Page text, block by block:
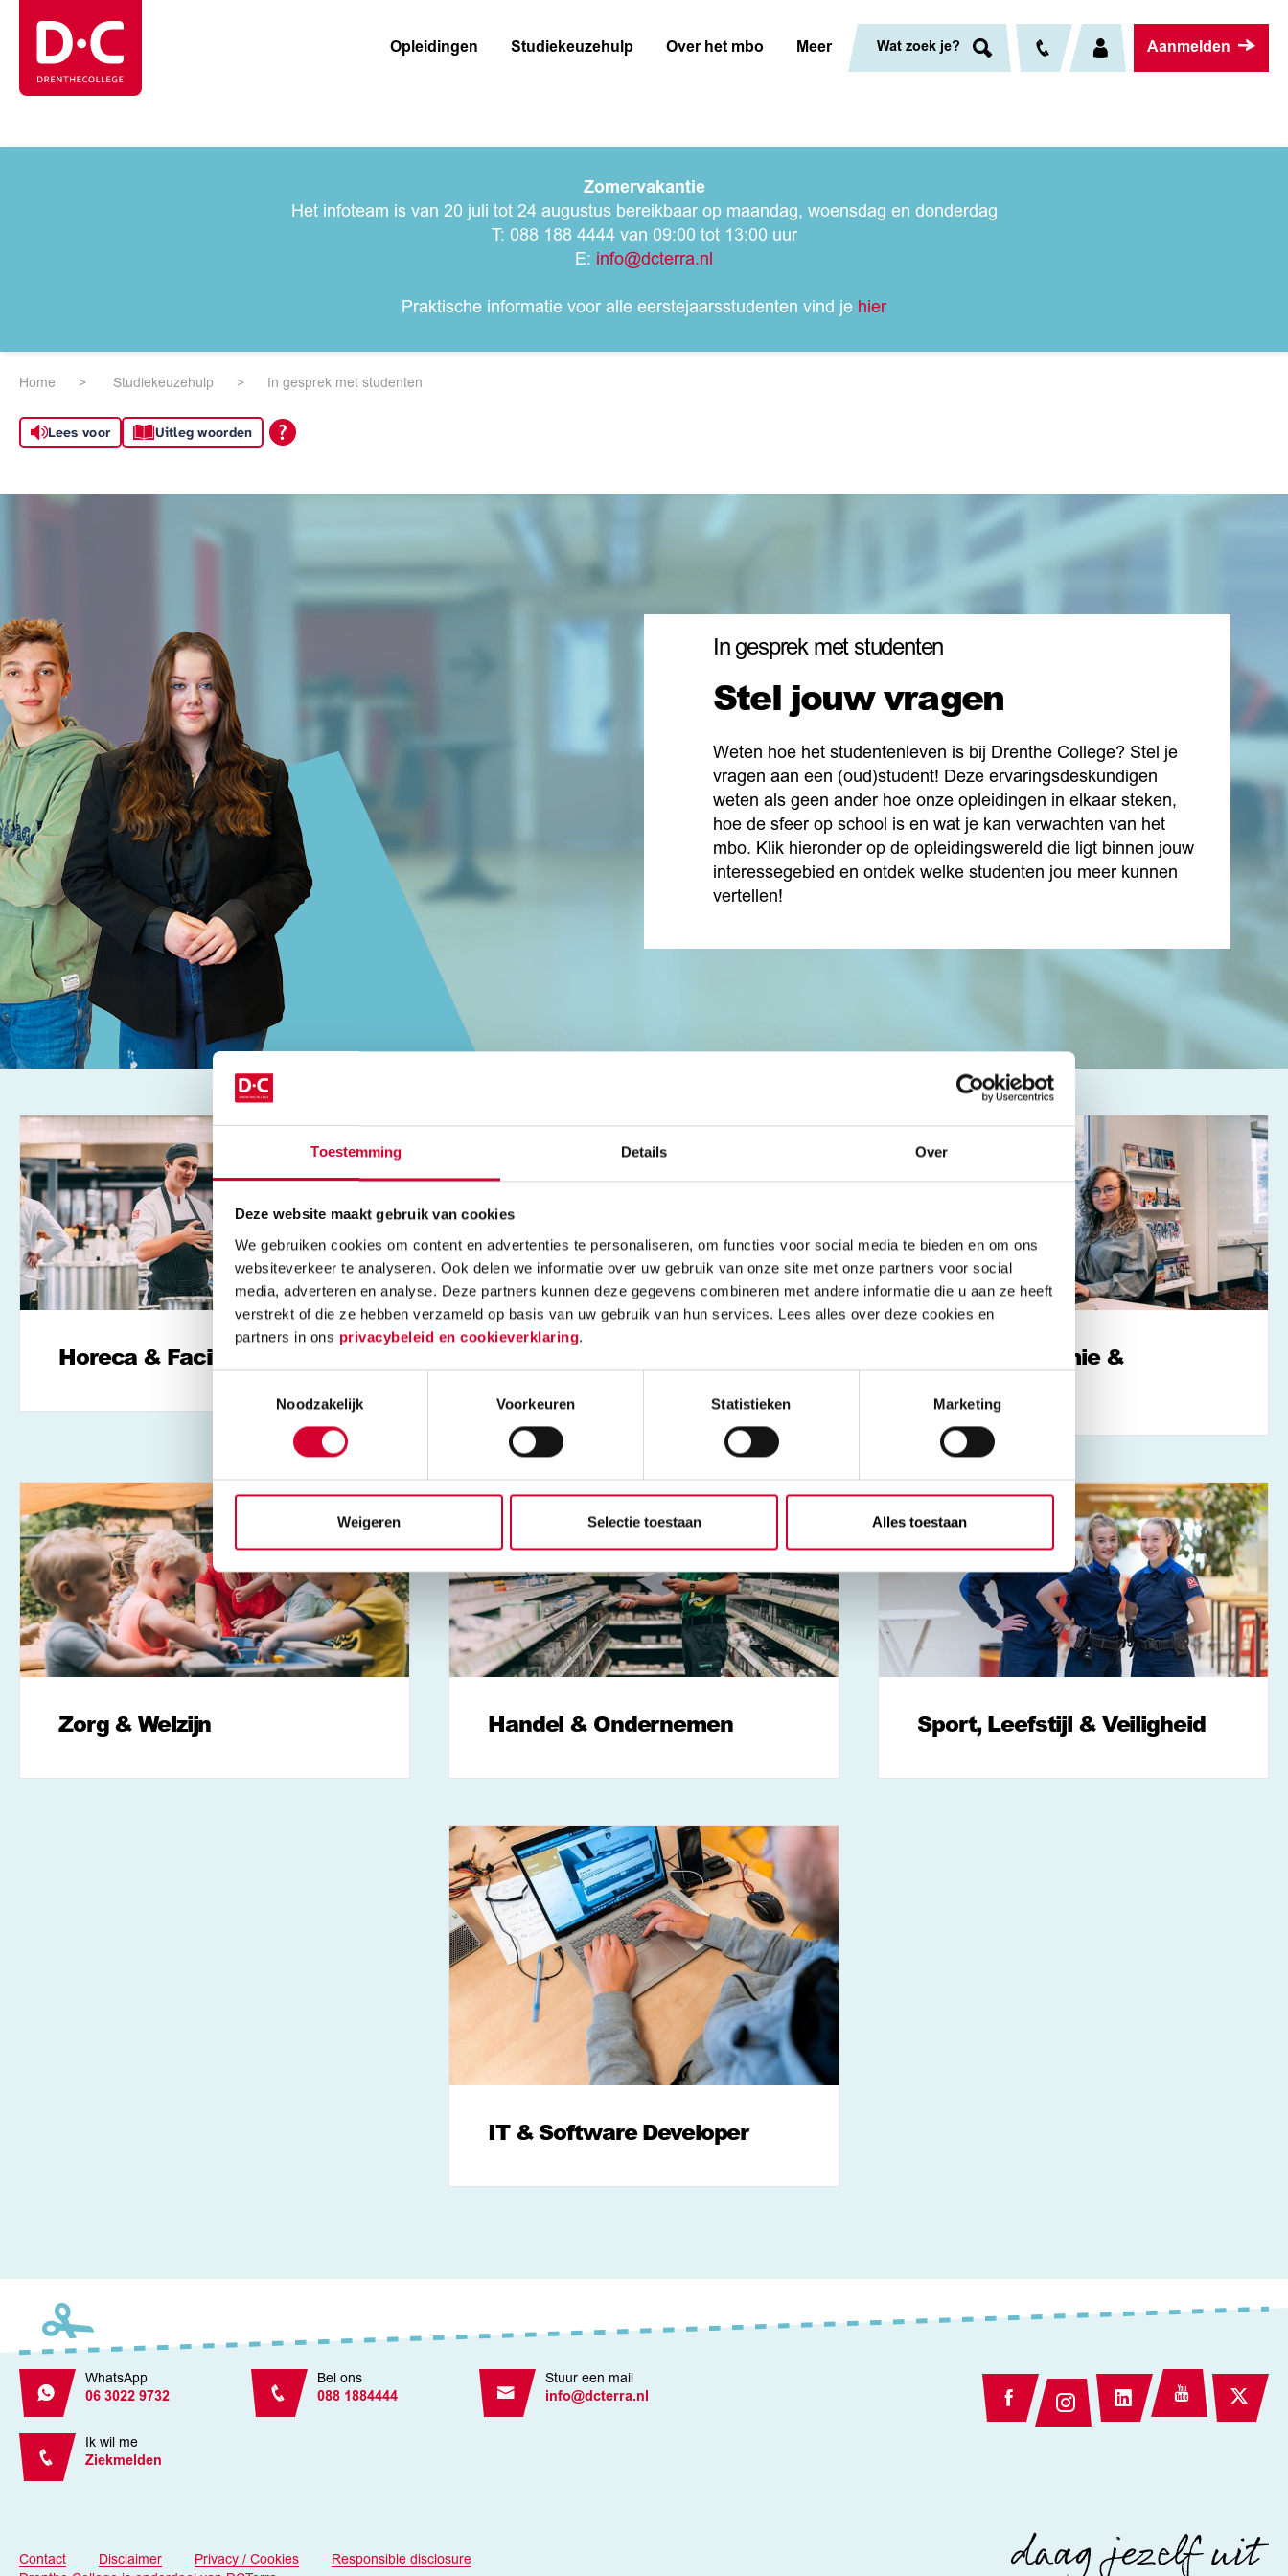
Toestemming Details Over
Deze website maakt gebruik van cookies
We gebruiken cookies om content en advertenties te personaliseren, om functies voor social media te bieden en om ons
websiteverkeer te analyseren. Ook delen we informatie over uw gebruik van onze site met onze partners voor social
media, adverteren en analyse. Deze partners kunnen deze gegevens combineren met andere informatie die u aan ze heeft
verstrekt of die ze hebben verzameld op basis van uw gebruik van hun services. Lees alles over deze cookies en
partners in ons privacybeleid en cookieverklaring.
Noodzakelijk
Voorkeuren Statistieken Marketing
Weigeren Selectie toestaan Alles toestaan
Opleidingen Studiekeuzehulp Over het mbo Meer Wat zoek je? Aanmelden
Zomervakantie
Het infoteam is van 20 juli tot 24 augustus bereikbaar op maandag, woensdag en donderdag
T: 088 188 4444 van 09:00 tot 13:00 uur
E: info@dcterra.nl
Praktische informatie voor alle eerstejaarsstudenten vind je hier
Home Studiekeuzehulp In gesprek met studenten
Lees voor Uitleg woorden
In gesprek met studenten
Stel jouw vragen
Weten hoe het studentenleven is bij Drenthe College? Stel je
vragen aan een (oud)student! Deze ervaringsdeskundigen
weten als geen ander hoe onze opleidingen in elkaar steken,
hoe de sfeer op school is en wat je kan verwachten van het
mbo. Klik hieronder op de opleidingswereld die ligt binnen jouw
interessegebied en ontdek welke studenten jou meer kunnen
vertellen!
Horeca & Facilitair
Office, Economie &
Zorg & Welzijn Handel & Ondernemen Sport, Leefstijl & Veiligheid
IT & Software Developer
WhatsApp
06 3022 9732
Bel ons
088 1884444
Stuur een mail
info@dcterra.nl
Ik wil me
Ziekmelden
Contact Disclaimer Privacy / Cookies
Responsible disclosure